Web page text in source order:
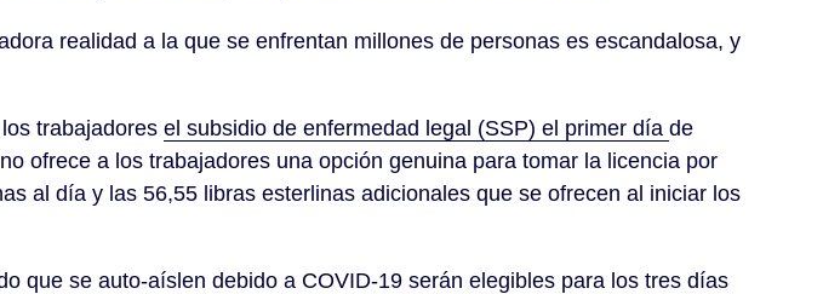
realidad a la que se enfrentan millones de personas es escandalosa, y
trabajadores el subsidio de enfermedad legal (SSP) el primer día de
ofrece a los trabajadores una opción genuina para tomar la licencia por
al día y las 56,55 libras esterlinas adicionales que se ofrecen al iniciar los
que se auto-aíslen debido a COVID-19 serán elegibles para los tres días